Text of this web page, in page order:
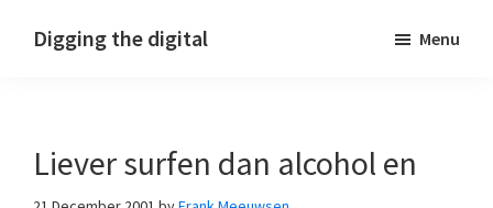
Digging the digital Menu
Liever surfen dan alcohol en